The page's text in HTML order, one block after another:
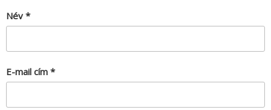
Név *
E-mail cím *